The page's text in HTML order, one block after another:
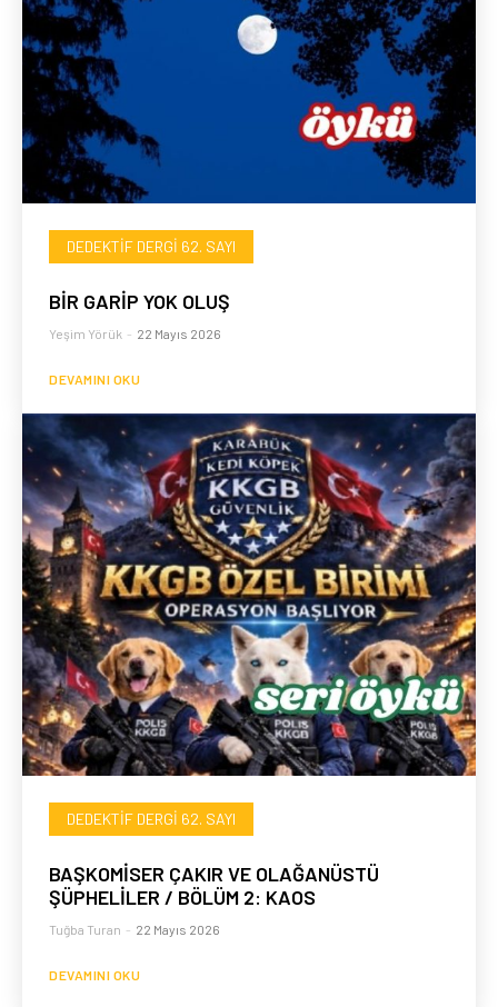
DEDEKTIF DERGI 62. SAYI
BİR GARİP YOK OLUŞ
Yeşim Yörük - 22 Mayıs 2026
DEVAMINI OKU
DEDEKTIF DERGI 62. SAYI
BAŞKOMİSER ÇAKIR VE OLAĞANÜSTÜ
ŞÜPHELİLER / BÖLÜM 2: KAOS
Tuğba Turan - 22 Mayıs 2026
DEVAMINI OKU